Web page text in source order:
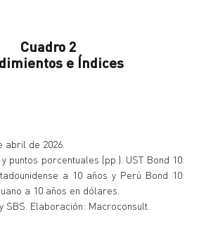
Cuadro 2
e Índices
abril de 2026.
puntos porcentuales (pp.). UST Bond 10:
a 10 años y Perú Bond 10:
a 10 años en dólares.
SBS. Elaboración: Macroconsult.